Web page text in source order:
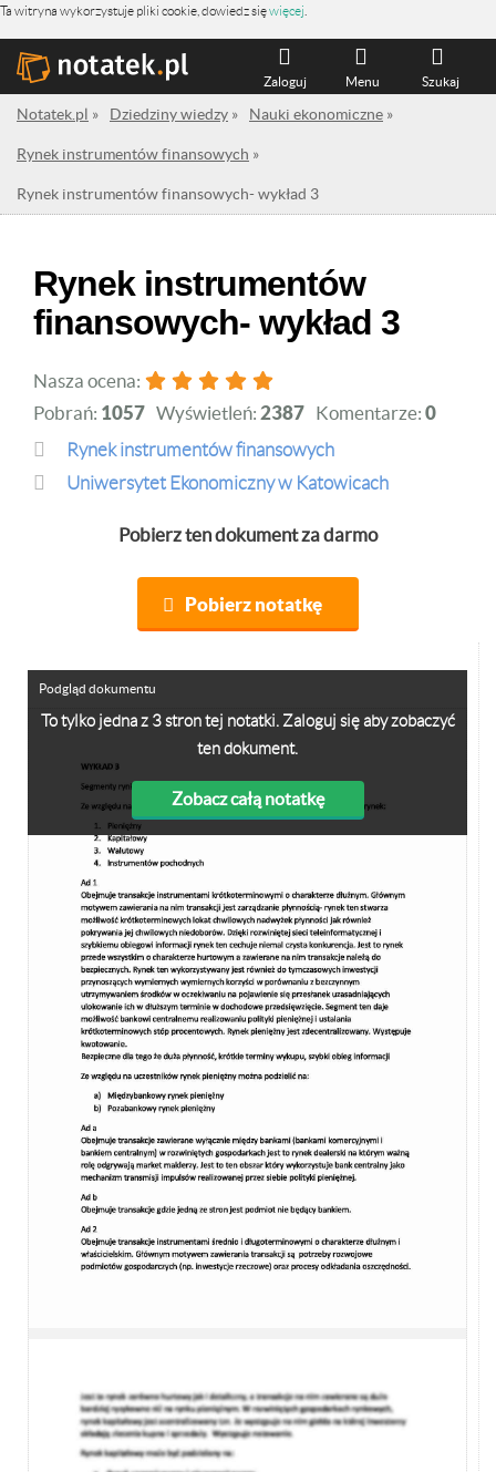
Ta witryna wykorzystuje pliki cookie, dowiedz sięwięcej
Szukaj
Menu
Zaloguj
Notatek.pl » Dziedziny wiedzy » Nauki ekonomiczne »
Rynek instrumentów finansowych »
Rynek instrumentów finansowych- wykład 3
Rynek instrumentów
finansowych- wykład 3
Nasza ocena:
Pobrań: 1057 Wyświetleń: 2387 Komentarze: 0
Rynek instrumentów finansowych
Uniwersytet Ekonomiczny w Katowicach
Pobierz ten dokument za darmo
Pobierz notatkę
To tylko jedna z 3 stron tej notatki. Zaloguj się aby zobaczyć
ten dokument.
Zobacz całą notatkę
Podgląd dokumentu